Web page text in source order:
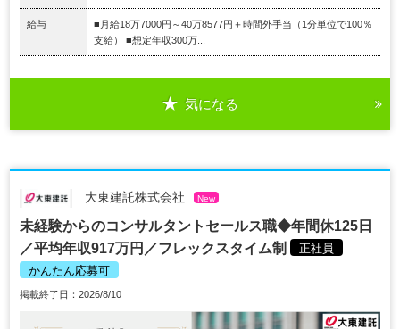
給与
■月給18万7000円～40万8577円＋時間外手当（1分単位で100％
支給） ■想定年収300万...
気になる
大東建託株式会社 New
未経験からのコンサルタントセールス職◆年間休125日
／平均年収917万円／フレックスタイム制
正社員
かんたん応募可
掲載終了日：2026/8/10